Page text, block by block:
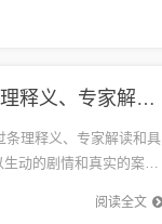
2016最新古装电视剧,防范虚假鼓吹术-条理释义、专家解读解释与落实​
条理释义、专家解读和具
动的剧情和真实的案
危害，并提供了切实...
阅读全文